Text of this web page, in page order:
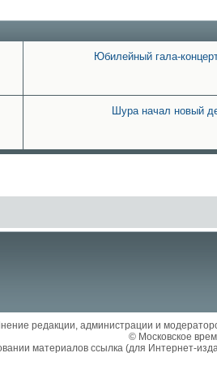
Юбилейный гала-
Шура начал новый
редакции, администрации и
© Московское
материалов ссылка (для Интернет-